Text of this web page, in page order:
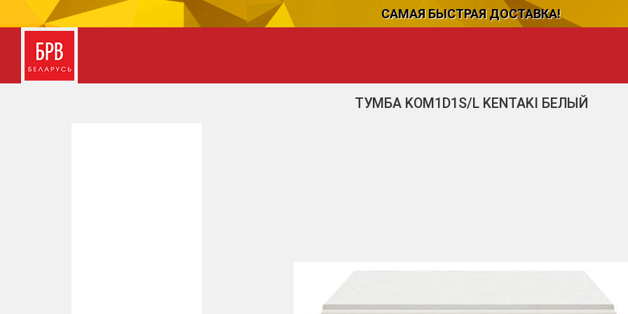
САМАЯ БЫСТРАЯ ДОСТАВКА!
ТУМБА KOM1D1S/L KENTAKI БЕЛЫЙ